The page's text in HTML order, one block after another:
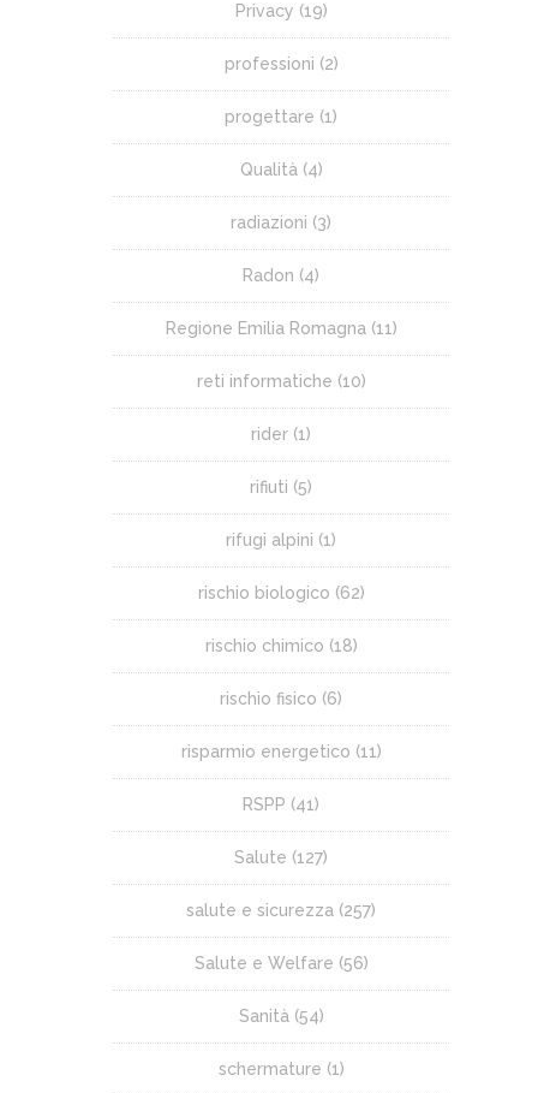
Privacy (19)
professioni (2)
progettare (1)
Qualità (4)
radiazioni (3)
Radon (4)
Regione Emilia Romagna (11)
reti informatiche (10)
rider (1)
rifiuti (5)
rifugi alpini (1)
rischio biologico (62)
rischio chimico (18)
rischio fisico (6)
risparmio energetico (11)
RSPP (41)
Salute (127)
salute e sicurezza (257)
Salute e Welfare (56)
Sanità (54)
schermature (1)